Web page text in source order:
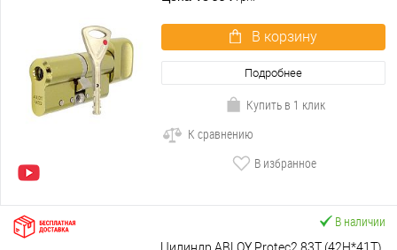
В корзину
Подробнее
Купить в 1 клик
К сравнению
В избранное
В наличии